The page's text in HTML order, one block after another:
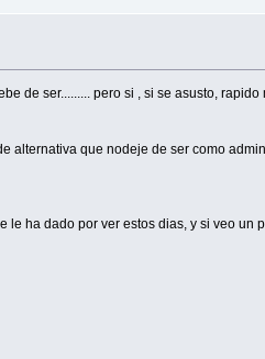
de ser......... pero si , si se asusto,
alternativa que nodeje de ser como
ha dado por ver estos dias, y si veo un